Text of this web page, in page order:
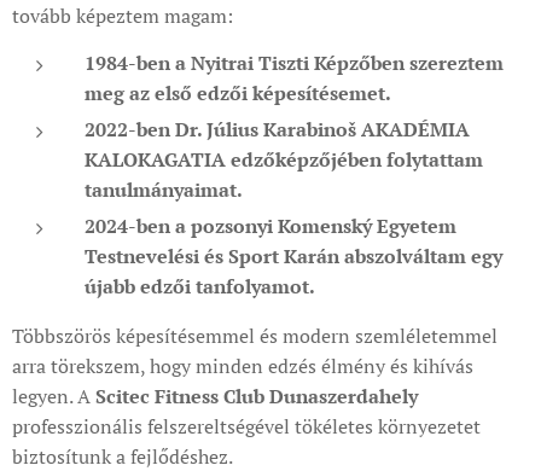
tovább képeztem magam:
1984-ben a Nyitrai Tiszti Képzőben szereztem
meg az első edzői képesítésemet.
2022-ben Dr. Július Karabinoš AKADÉMIA
KALOKAGATIA edzőképzőjében folytattam
tanulmányaimat.
2024-ben a pozsonyi Komenský Egyetem
Testnevelési és Sport Karán abszolváltam egy
újabb edzői tanfolyamot.
Többszörös képesítésemmel és modern szemléletemmel
arra törekszem, hogy minden edzés élmény és kihívás
legyen. AScitec Fitness Club Dunaszerdahely
professzionális felszereltségével tökéletes környezetet
biztosítunk a fejlődéshez.